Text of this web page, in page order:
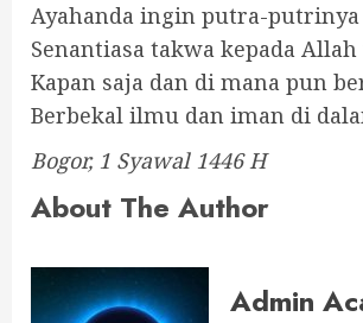
Ayahanda ingin putra-putrinya
Senantiasa takwa kepada Allah
Kapan saja dan di mana pun
Berbekal ilmu dan iman di
Bogor, 1 Syawal 1446 H
About The Author
Admin